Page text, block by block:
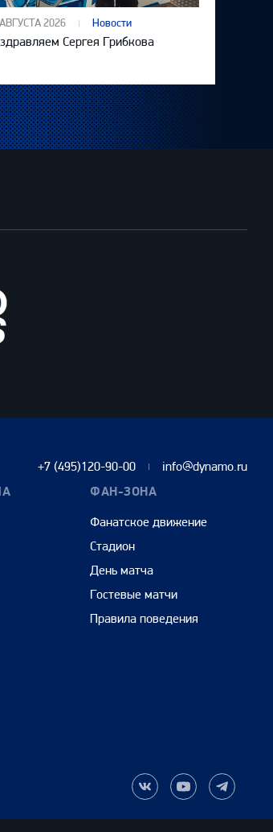
2026 Новости
Сергея Грибкова
+7 (495)120-90-00 info@dynamo.ru
ФАН-ЗОНА
Фанатское движение
Стадион
День матча
Гостевые матчи
Правила поведения
Наша
группа
ВКонтакте
Наш
канал
на
Наш
канал
в